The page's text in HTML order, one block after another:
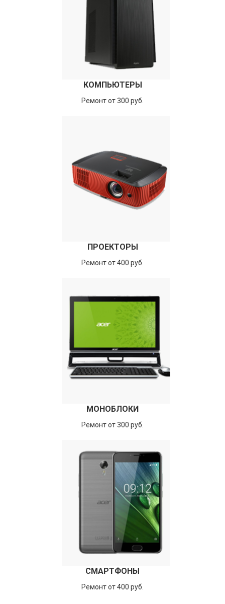
КОМПЬЮТЕРЫ
Ремонт от 300 руб.
ПРОЕКТОРЫ
Ремонт от 400 руб.
МОНОБЛОКИ
Ремонт от 300 руб.
СМАРТФОНЫ
Ремонт от 400 руб.